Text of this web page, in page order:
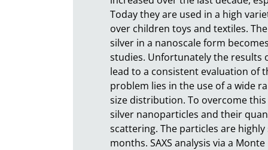
Today they are used in a high
over children toys and textiles.
silver in a nanoscale form
studies. Unfortunately the results
lead to a consistent evaluation of
problem lies in the use of a wide
size distribution. To overcome
silver nanoparticles and their
scattering. The particles are
months. SAXS analysis via a